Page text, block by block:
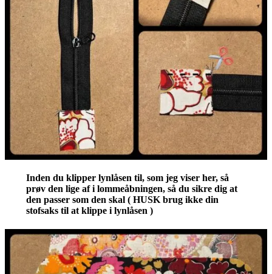
Inden du klipper lynlåsen til, som jeg viser her, så
prøv den lige af i lommeåbningen, så du sikre dig at
den passer som den skal ( HUSKbrug ikkedin
stofsaks til at klippe i lynlåsen )